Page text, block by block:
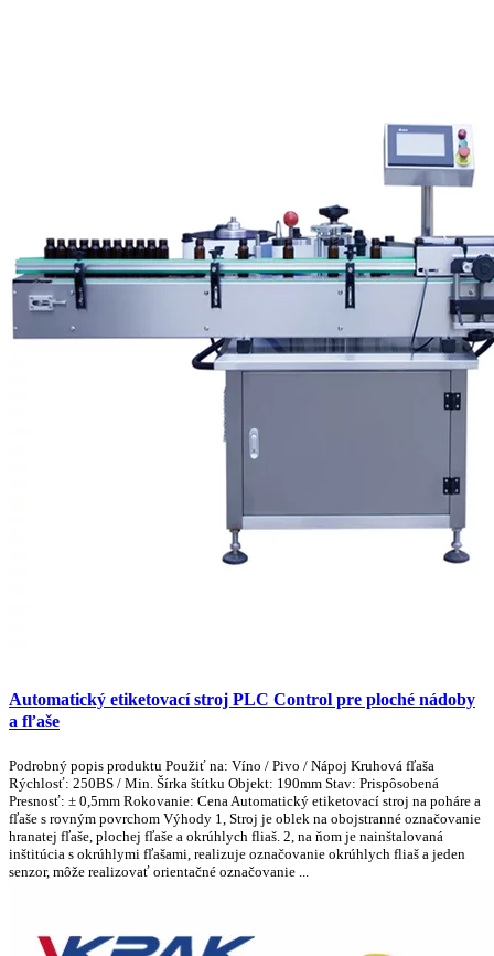
Automatický etiketovací stroj PLC Control pre ploché nádoby
a fľaše
Podrobný popis produktu Použiť na: Víno / Pivo / Nápoj Kruhová fľaša
Rýchlosť: 250BS / Min. Šírka štítku Objekt: 190mm Stav: Prispôsobená
Presnosť: ± 0,5mm Rokovanie: Cena Automatický etiketovací stroj na poháre a
fľaše s rovným povrchom Výhody 1, Stroj je oblek na obojstranné označovanie
hranatej fľaše, plochej fľaše a okrúhlych fliaš. 2, na ňom je nainštalovaná
inštitúcia s okrúhlymi fľašami, realizuje označovanie okrúhlych fliaš a jeden
senzor, môže realizovať orientačné označovanie ...